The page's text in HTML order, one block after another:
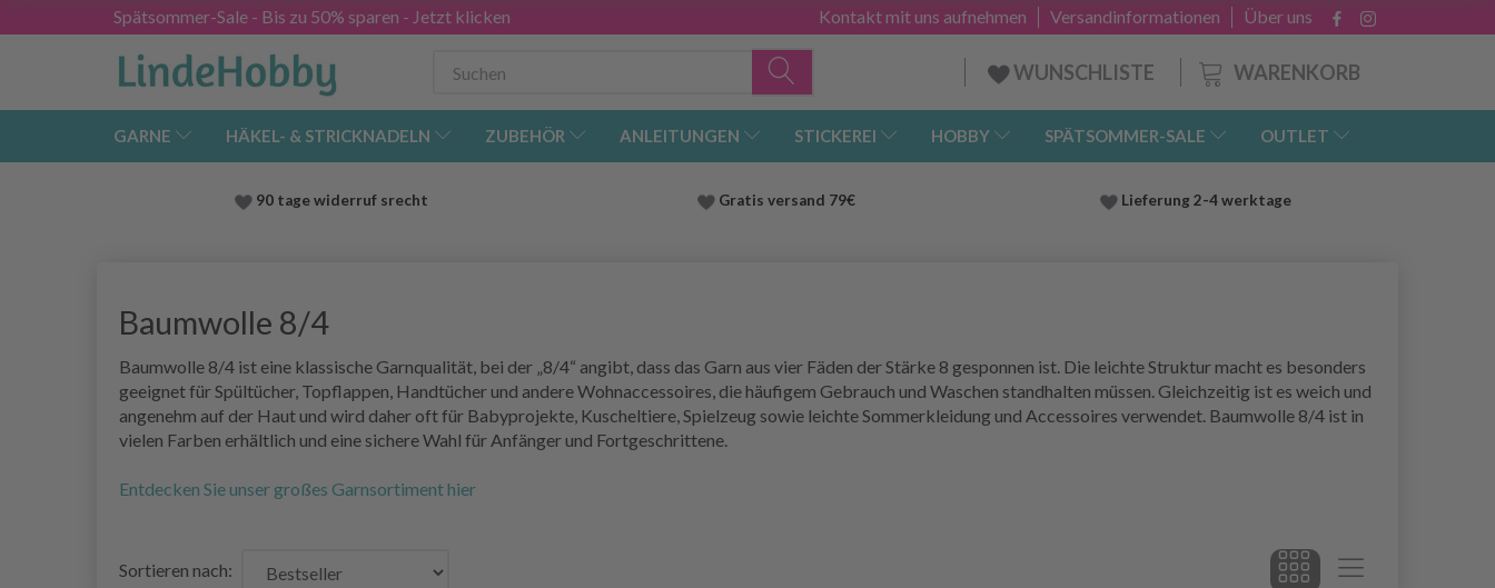
Spätsommer-Sale - Bis zu 50% sparen - Jetzt klicken Über uns
Versandinformationen
Kontakt mit uns aufnehmen
WARENKORB
WUNSCHLISTE
GARNE HÄKEL- & STRICKNADELN ZUBEHÖR ANLEITUNGEN STICKEREI HOBBY SPÄTSOMMER-SALE OUTLET
90 tage widerruf srecht Gratis versand 79€ Lieferung 2-4 werktage
Baumwolle 8/4
Baumwolle 8/4 ist eine klassische Garnqualität, bei der „8/4“ angibt, dass das Garn aus vier Fäden der Stärke 8 gesponnen ist. Die leichte Struktur macht es besonders
geeignet für Spültücher, Topflappen, Handtücher und andere Wohnaccessoires, die häufigem Gebrauch und Waschen standhalten müssen. Gleichzeitig ist es weich und
angenehm auf der Haut und wird daher oft für Babyprojekte, Kuscheltiere, Spielzeug sowie leichte Sommerkleidung und Accessoires verwendet. Baumwolle 8/4 ist in
vielen Farben erhältlich und eine sichere Wahl für Anfänger und Fortgeschrittene.
Entdecken Sie unser großes Garnsortiment hier
Sortieren nach: